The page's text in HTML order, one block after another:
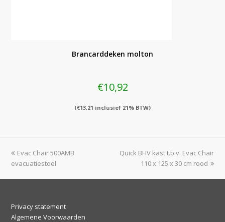
Brancarddeken molton
€10,92
(€13,21 inclusief 21% BTW)
previous
post:
Evac Chair 500AMB
evacuatiestoel
next
Quick BHV kast t.b.v. Evac Chair
110 x 125 x 30 cm rood
Privacy statement
Algemene Voorwaarden